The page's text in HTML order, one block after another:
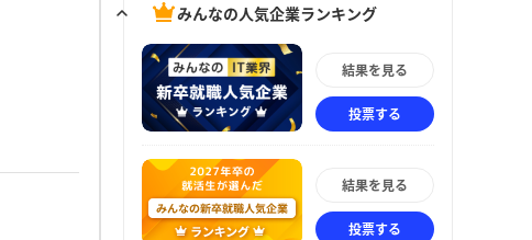
みんなの人気企業ランキング
結果を見る
投票する
結果を見る
投票する